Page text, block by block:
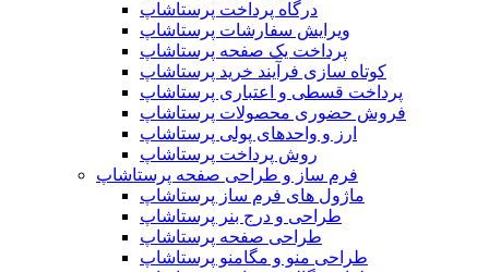
درگاه پرداخت پرستاشاپ
ویرایش سفارشات پرستاشاپ
پرداخت یک صفحه پرستاشاپ
کوتاه سازی فرآیند خرید پرستاشاپ
پرداخت قسطی و اعتباری پرستاشاپ
فروش حضوری محصولات پرستاشاپ
ارز و واحدهای پولی پرستاشاپ
روش پرداخت پرستاشاپ
فرم ساز و طراحی صفحه پرستاشاپ
ماژول های فرم ساز پرستاشاپ
طراحی و درج بنر پرستاشاپ
طراحی صفحه پرستاشاپ
طراحی منو و مگامنو پرستاشاپ